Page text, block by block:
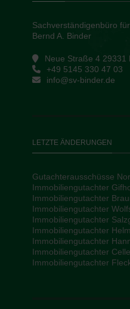
Sachverständigenbüro
Bernd A. Binder
Neue Straße 4 29331
+49 5145 330 47 03
info@sv-binder.de
LETZTE ÄNDERUNGEN
Gutachterausschüsse
Immobiliengutachter
Immobiliengutachter
Immobiliengutachter
Immobiliengutachter
Immobiliengutachter
Immobiliengutachter
Immobiliengutachter
Immobiliengutachter